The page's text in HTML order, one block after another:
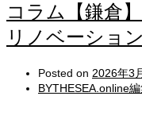
コラム【鎌倉
リノベーショ
Posted on 2026年3
BYTHESEA.online